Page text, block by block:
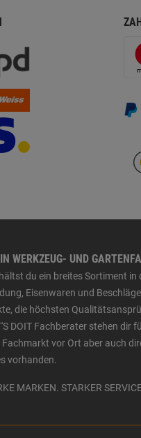
WERKZEUG- UND
du ein breites Sortiment
Eisenwaren und
die höchsten
DOIT Fachberater stehen dir
vor Ort aber auch
vorhanden.
MARKEN. STARKER